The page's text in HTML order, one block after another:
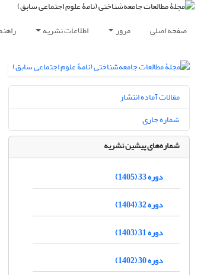
صفحه اصلی مرور اطلاعات نشریه
مقالات آماده انتشار
شماره جاری
شماره‌های پیشین نشریه
دوره 33 (1405)
دوره 32 (1404)
دوره 31 (1403)
دوره 30 (1402)